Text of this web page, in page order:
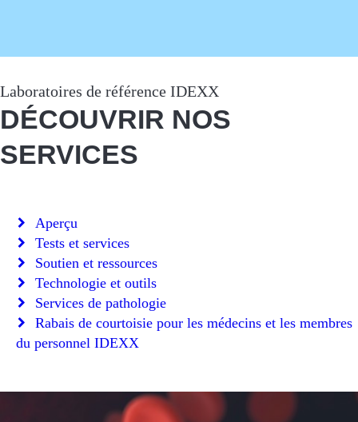
Laboratoires de référence IDEXX
DÉCOUVRIR NOS
SERVICES
Aperçu
Tests et services
Soutien et ressources
Technologie et outils
Services de pathologie
Rabais de courtoisie pour les médecins et les membres
du personnel IDEXX